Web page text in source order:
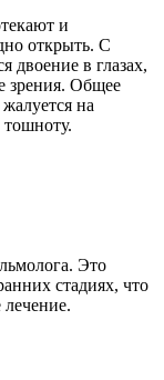
и
открыть. С
двоение в глазах,
зрения. Общее
на
Это
стадиях, что